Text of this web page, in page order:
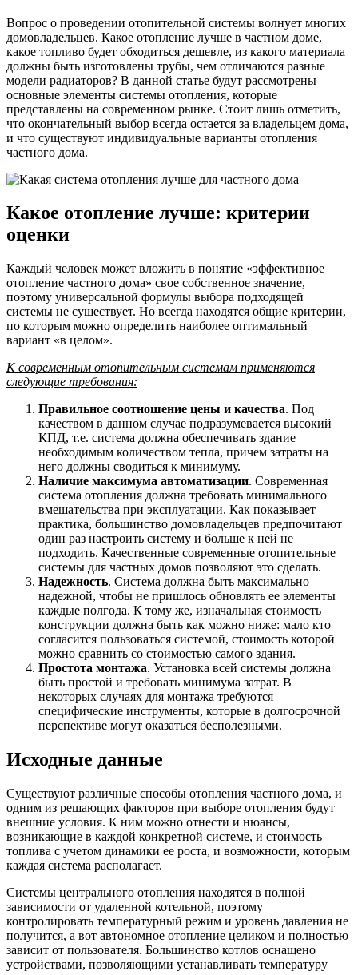
Вопрос о проведении отопительной системы волнует многих
домовладельцев. Какое отопление лучше в частном доме,
какое топливо будет обходиться дешевле, из какого материала
должны быть изготовлены трубы, чем отличаются разные
модели радиаторов? В данной статье будут рассмотрены
основные элементы системы отопления, которые
представлены на современном рынке. Стоит лишь отметить,
что окончательный выбор всегда остается за владельцем дома,
и что существуют индивидуальные варианты отопления
частного дома.
Какое отопление лучше: критерии
оценки
Каждый человек может вложить в понятие «эффективное
отопление частного дома» свое собственное значение,
поэтому универсальной формулы выбора подходящей
системы не существует. Но всегда находятся общие критерии,
по которым можно определить наиболее оптимальный
вариант «в целом».
К современным отопительным системам применяются
следующие требования:
Правильное соотношение цены и качества. Под
качеством в данном случае подразумевается высокий
КПД, т.е. система должна обеспечивать здание
необходимым количеством тепла, причем затраты на
него должны сводиться к минимуму.
Наличие максимума автоматизации. Современная
система отопления должна требовать минимального
вмешательства при эксплуатации. Как показывает
практика, большинство домовладельцев предпочитают
один раз настроить систему и больше к ней не
подходить. Качественные современные отопительные
системы для частных домов позволяют это сделать.
Надежность. Система должна быть максимально
надежной, чтобы не пришлось обновлять ее элементы
каждые полгода. К тому же, изначальная стоимость
конструкции должна быть как можно ниже: мало кто
согласится пользоваться системой, стоимость которой
можно сравнить со стоимостью самого здания.
Простота монтажа. Установка всей системы должна
быть простой и требовать минимума затрат. В
некоторых случаях для монтажа требуются
специфические инструменты, которые в долгосрочной
перспективе могут оказаться бесполезными.
Исходные данные
Существуют различные способы отопления частного дома, и
одним из решающих факторов при выборе отопления будут
внешние условия. К ним можно отнести и нюансы,
возникающие в каждой конкретной системе, и стоимость
топлива с учетом динамики ее роста, и возможности, которым
каждая система располагает.
Системы центрального отопления находятся в полной
зависимости от удаленной котельной, поэтому
контролировать температурный режим и уровень давления не
получится, а вот автономное отопление целиком и полностью
зависит от пользователя. Большинство котлов оснащено
устройствами, позволяющими устанавливать температуру